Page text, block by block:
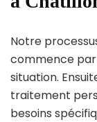
Notre
commence
situation.
traitement
besoins